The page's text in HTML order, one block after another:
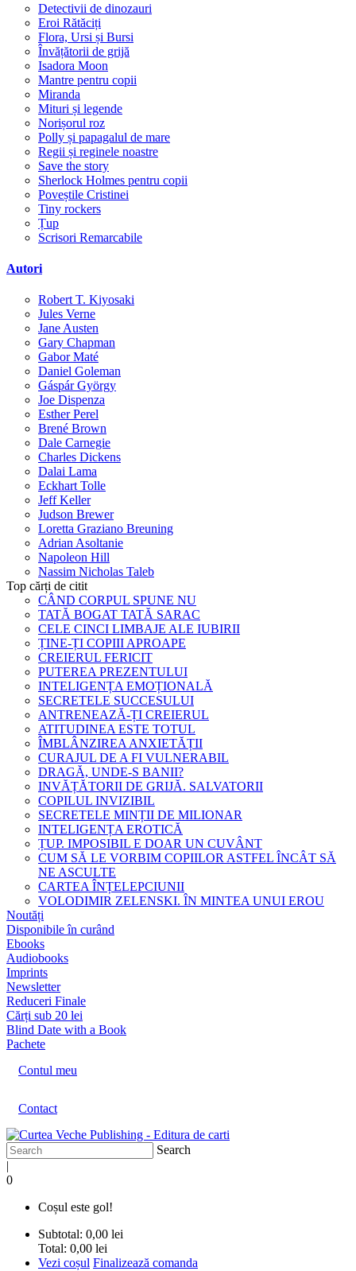
Detectivii de dinozauri
Eroi Rătăciți
Flora, Ursi și Bursi
Învățătorii de grijă
Isadora Moon
Mantre pentru copii
Miranda
Mituri și legende
Norișorul roz
Polly și papagalul de mare
Regii și reginele noastre
Save the story
Sherlock Holmes pentru copii
Poveștile Cristinei
Tiny rockers
Țup
Scrisori Remarcabile
Autori
Robert T. Kiyosaki
Jules Verne
Jane Austen
Gary Chapman
Gabor Maté
Daniel Goleman
Gáspár György
Joe Dispenza
Esther Perel
Brené Brown
Dale Carnegie
Charles Dickens
Dalai Lama
Eckhart Tolle
Jeff Keller
Judson Brewer
Loretta Graziano Breuning
Adrian Asoltanie
Napoleon Hill
Nassim Nicholas Taleb
Top cărți de citit
CÂND CORPUL SPUNE NU
TATĂ BOGAT TATĂ SARAC
CELE CINCI LIMBAJE ALE IUBIRII
ȚINE-ȚI COPIII APROAPE
CREIERUL FERICIT
PUTEREA PREZENTULUI
INTELIGENȚA EMOȚIONALĂ
SECRETELE SUCCESULUI
ANTRENEAZĂ-ȚI CREIERUL
ATITUDINEA ESTE TOTUL
ÎMBLÂNZIREA ANXIETĂȚII
CURAJUL DE A FI VULNERABIL
DRAGĂ, UNDE-S BANII?
INVĂȚĂTORII DE GRIJĂ. SALVATORII
COPILUL INVIZIBIL
SECRETELE MINȚII DE MILIONAR
INTELIGENȚA EROTICĂ
ȚUP. IMPOSIBIL E DOAR UN CUVÂNT
CUM SĂ LE VORBIM COPIILOR ASTFEL ÎNCÂT SĂ
NE ASCULTE
CARTEA ÎNȚELEPCIUNII
VOLODIMIR ZELENSKI. ÎN MINTEA UNUI EROU
Noutăți
Disponibile în curând
Ebooks
Audiobooks
Imprints
Newsletter
Reduceri Finale
Cărți sub 20 lei
Blind Date with a Book
Pachete
Contul meu
Contact
Search
|
0
Coșul este gol!
Subtotal: 0,00 lei
Total: 0,00 lei
Vezi coșul Finalizează comanda